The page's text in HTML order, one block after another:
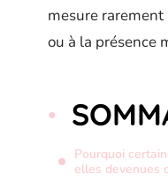
mesure
ou à la présence
Pourquoi
elles devenues